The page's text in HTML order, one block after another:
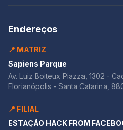
Endereços
📍 MATRIZ
Sapiens Parque
Av. Luiz Boiteux Piazza, 1302 -
Florianópolis - Santa Catarina,
📍 FILIAL
ESTAÇÃO HACK FROM